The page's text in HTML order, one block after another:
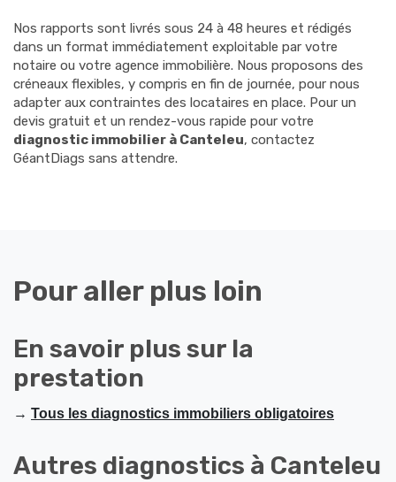
Nos rapports sont livrés sous 24 à 48 heures et rédigés
dans un format immédiatement exploitable par votre
notaire ou votre agence immobilière. Nous proposons des
créneaux flexibles, y compris en fin de journée, pour nous
adapter aux contraintes des locataires en place. Pour un
devis gratuit et un rendez-vous rapide pour votre
diagnostic immobilier à Canteleu, contactez
GéantDiags sans attendre.
Pour aller plus loin
En savoir plus sur la
prestation
→ Tous les diagnostics immobiliers obligatoires
Autres diagnostics à Canteleu